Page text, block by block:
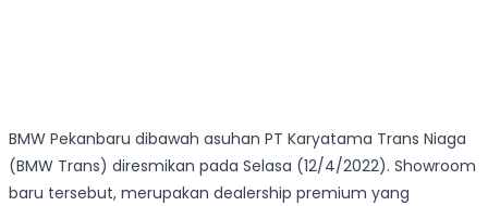
BMW Pekanbaru dibawah asuhan PT Karyatama Trans Niaga
(BMW Trans) diresmikan pada Selasa (12/4/2022). Showroom
baru tersebut, merupakan dealership premium yang